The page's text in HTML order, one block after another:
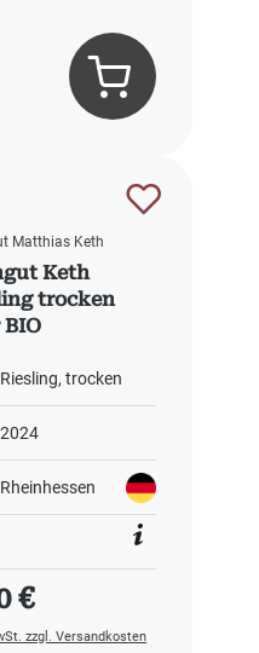
Matthias Keth
Keth
trocken
Riesling trocken
2024
Rheinhessen
Preis:
€
zzgl. Versandkosten